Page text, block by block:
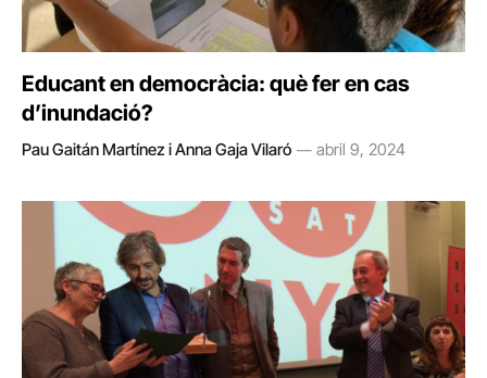
Educant en democràcia: què fer en cas
d’inundació?
Pau Gaitán Martínez i Anna Gaja Vilaró abril 9, 2024